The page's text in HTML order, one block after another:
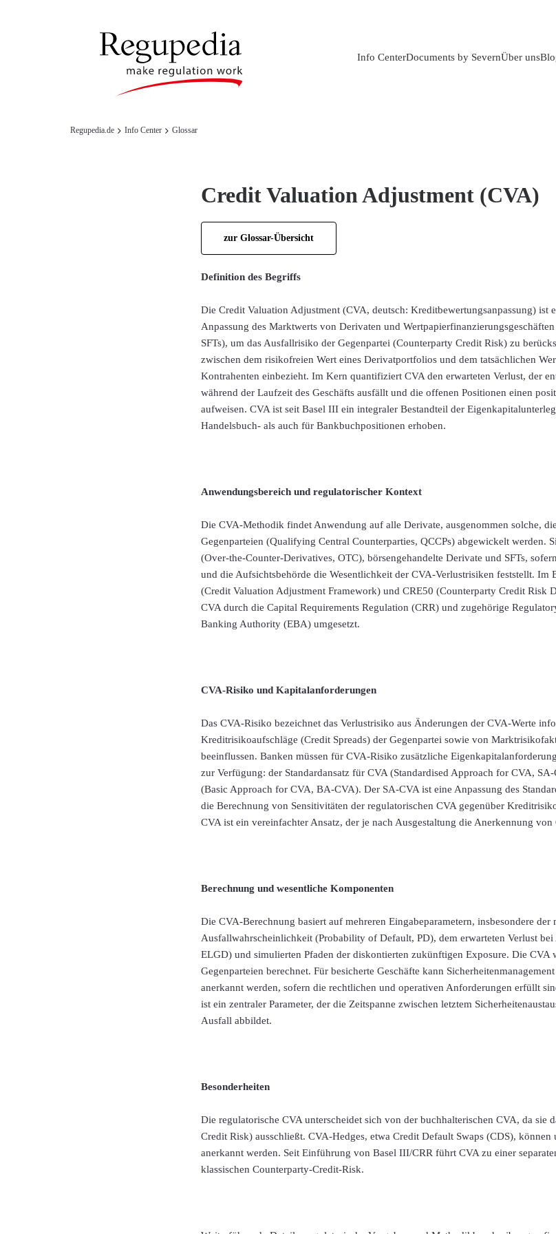
Info CenterDocuments by SevernÜber uns
Regupedia.de Info Center Glossar
Credit Valuation Adjustment (CVA)
zur Glossar-Übersicht
Definition des Begriffs
Die Credit Valuation Adjustment (CVA, deutsch: Kreditbewertungsanpassung) ist
Anpassung des Marktwerts von Derivaten und
SFTs), um das Ausfallrisiko der Gegenpartei (Counterparty Credit Risk) zu
zwischen dem risikofreien Wert eines Derivatportfolios und dem tatsächlichen
Kontrahenten einbezieht. Im Kern quantifiziert CVA den erwarteten Verlust, der
während der Laufzeit des Geschäfts ausfällt und die offenen Positionen einen
aufweisen. CVA ist seit Basel III ein integraler Bestandteil der
Handelsbuch- als auch für Bankbuchpositionen erhoben.
Anwendungsbereich und regulatorischer Kontext
Die CVA-Methodik findet Anwendung auf alle Derivate, ausgenommen solche,
Gegenparteien (Qualifying Central Counterparties, QCCPs) abgewickelt werden.
(Over-the-Counter-Derivatives, OTC), börsengehandelte Derivate und SFTs,
und die Aufsichtsbehörde die Wesentlichkeit der CVA-Verlustrisiken feststellt. Im
(Credit Valuation Adjustment Framework) und CRE50 (Counterparty Credit Risk
CVA durch die Capital Requirements Regulation (CRR) und zugehörige
Banking Authority (EBA) umgesetzt.
CVA-Risiko und Kapitalanforderungen
Das CVA-Risiko bezeichnet das Verlustrisiko aus Änderungen der CVA-Werte
Kreditrisikoaufschläge (Credit Spreads) der Gegenpartei sowie von
beeinflussen. Banken müssen für CVA-Risiko zusätzliche
zur Verfügung: der Standardansatz für CVA (Standardised Approach for CVA,
(Basic Approach for CVA, BA‑CVA). Der SA-CVA ist eine Anpassung des
die Berechnung von Sensitivitäten der regulatorischen CVA gegenüber
CVA ist ein vereinfachter Ansatz, der je nach Ausgestaltung die Anerkennung
Berechnung und wesentliche Komponenten
Die CVA-Berechnung basiert auf mehreren Eingabeparametern, insbesondere
Ausfallwahrscheinlichkeit (Probability of Default, PD), dem erwarteten Verlust
ELGD) und simulierten Pfaden der diskontierten zukünftigen Exposure. Die CVA
Gegenparteien berechnet. Für besicherte Geschäfte kann
anerkannt werden, sofern die rechtlichen und operativen Anforderungen erfüllt
ist ein zentraler Parameter, der die Zeitspanne zwischen letztem
Ausfall abbildet.
Besonderheiten
Die regulatorische CVA unterscheidet sich von der buchhalterischen CVA, da sie
Credit Risk) ausschließt. CVA-Hedges, etwa Credit Default Swaps (CDS), können
anerkannt werden. Seit Einführung von Basel III/CRR führt CVA zu einer
klassischen Counterparty-Credit-Risk.